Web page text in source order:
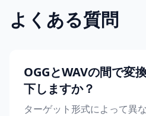
よくある質問
OGGとWAVの間で変
下しますか？
ターゲット形式によって異